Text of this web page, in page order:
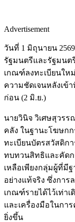
Advertisement
วันที่ 1 มิถุนายน
รัฐมนตรีและรัฐมนตรี
เกณฑ์ลงทะเบียนให
ความชัดเจนหลังเข้
ก่อน (2 มิ.ย.)
นายวินิจ วิเศษสุวร
คลัง ในฐานะโฆษกก
ทะเบียนบัตรสวัสดิก
ทบทวนสิทธิและคัดก
เหลือเพียงกลุ่มผู้ที่มี
อย่างแท้จริง ซึ่งการ
เกณฑ์รายได้ไว้เท่า
และเครื่องมือในกา
ยิ่งขึ้น